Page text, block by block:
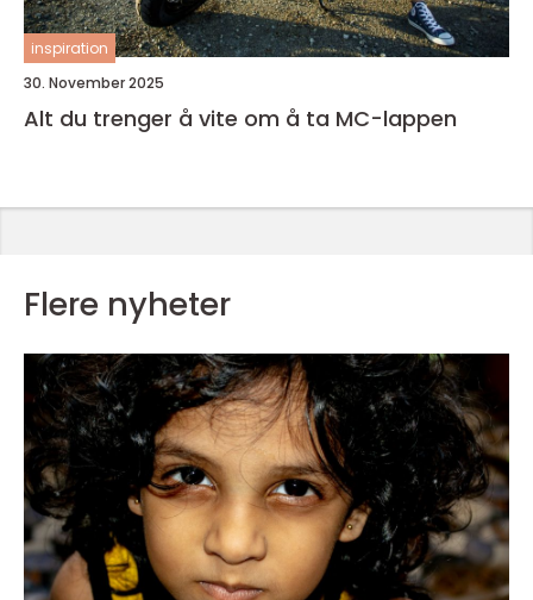
inspiration
30. November 2025
Alt du trenger å vite om å ta MC-lappen
Flere nyheter